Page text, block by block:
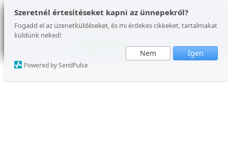
Szeretnél értesítéseket kapni az ünnepekről?
Fogadd el az üzenetküldéseket, és mi érdekes cikkeket, tartalmakat
küldünk neked!
Nem Igen
Powered by SendPulse